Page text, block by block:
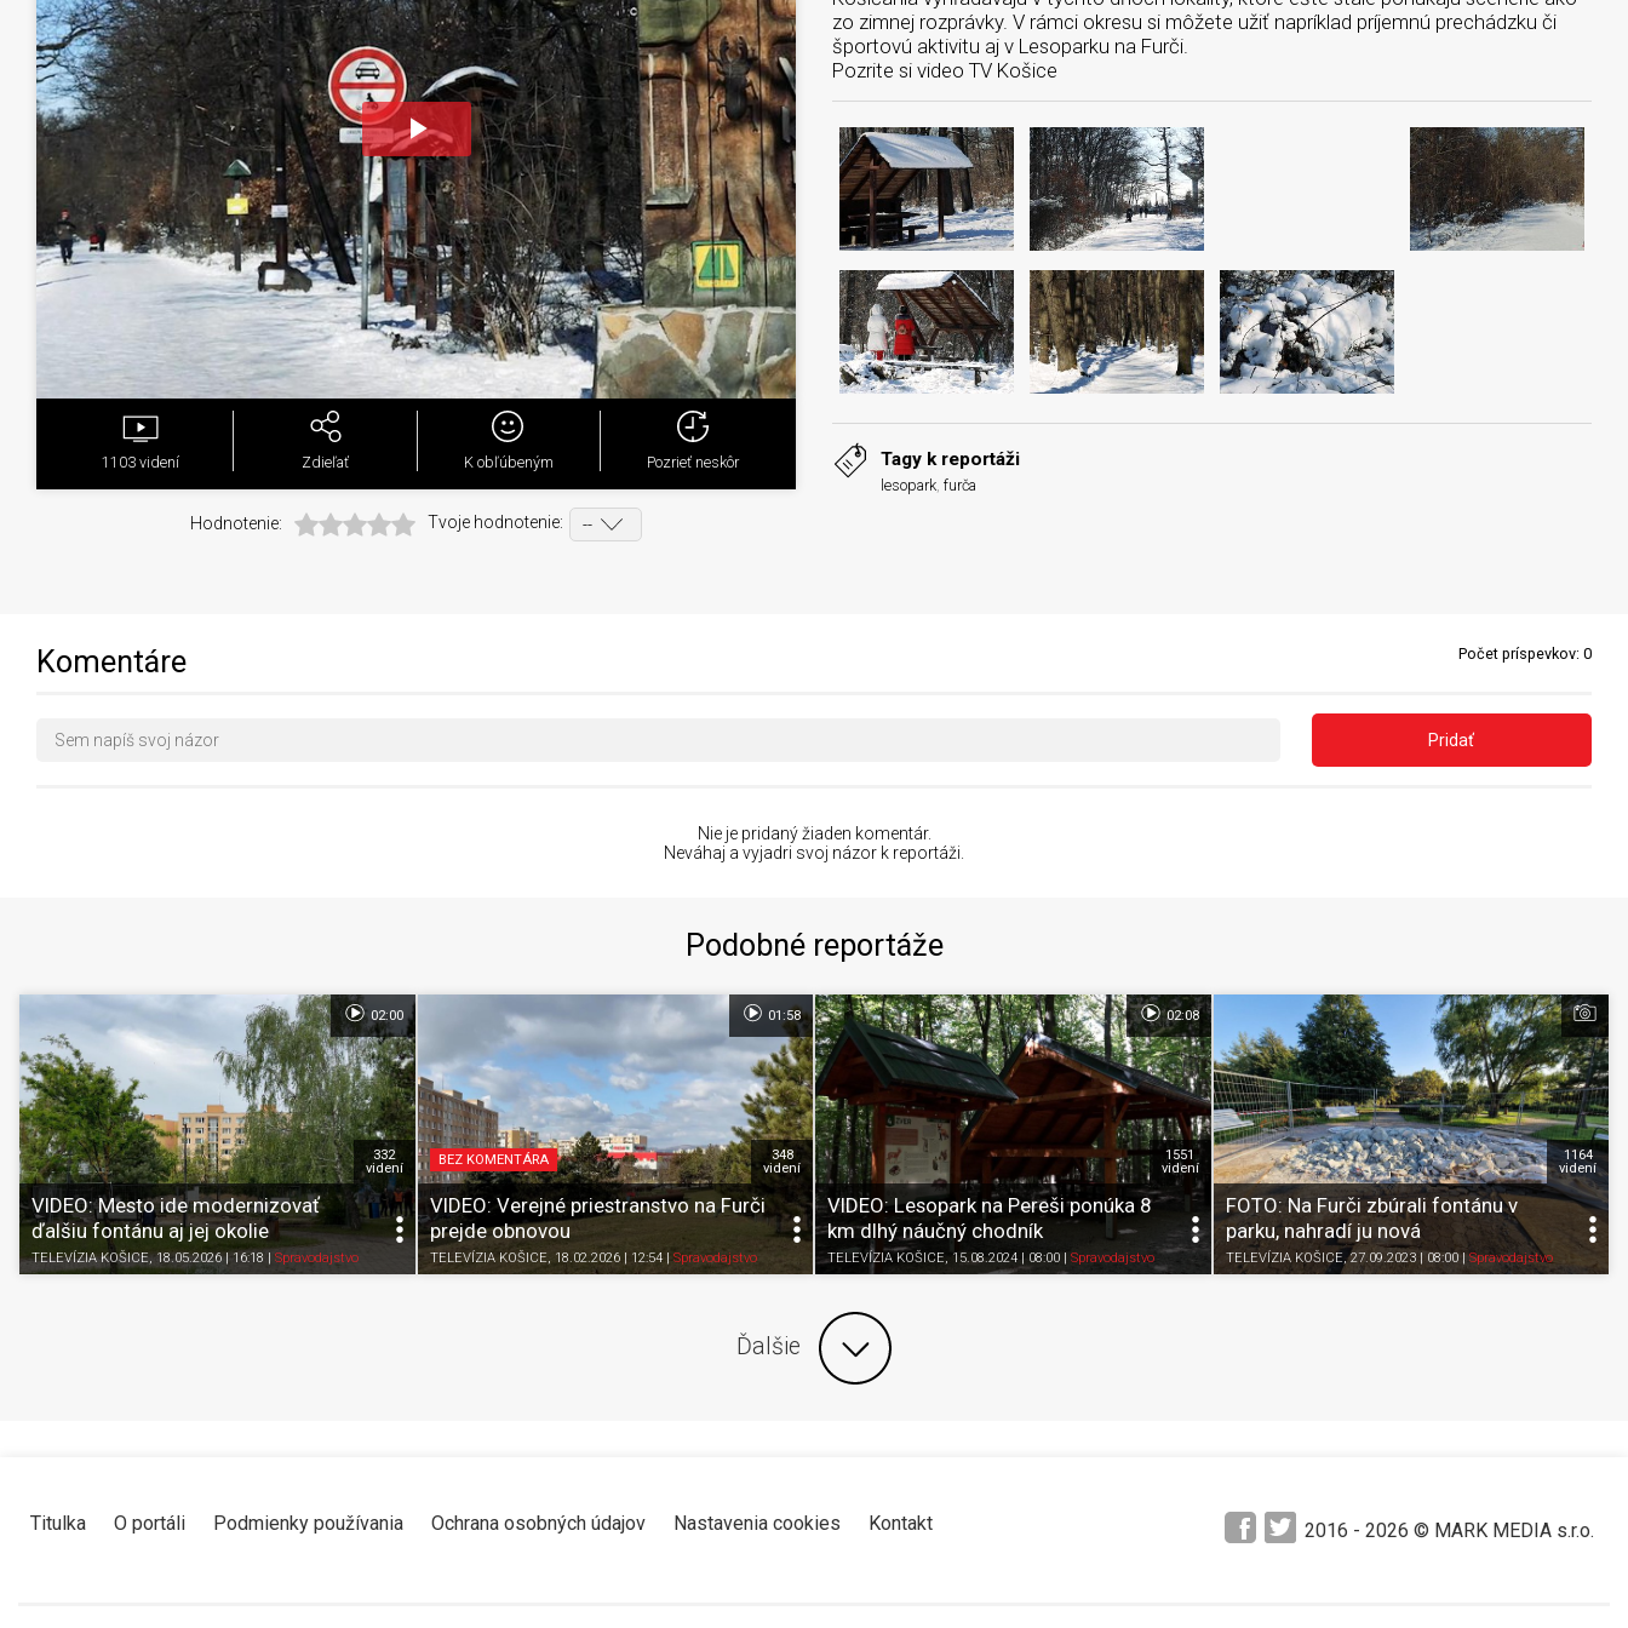
Play
Video
1103 videní Zdieľať K obľúbeným Pozrieť neskôr
Hodnotenie: Tvoje hodnotenie:
zo zimnej rozprávky. V rámci okresu si môžete užiť napríklad príjemnú prechádzku či
športovú aktivitu aj v Lesoparku na Furči.
Pozrite si video TV Košice
Tagy k reportáži
lesopark, furča
Komentáre Počet príspevkov: 0
Pridať
Nie je pridaný žiaden komentár.
Neváhaj a vyjadri svoj názor k reportáži.
Podobné reportáže
VIDEO: Mesto ide modernizovať
ďalšiu fontánu aj jej okolie
TELEVÍZIA KOŠICE, 18.05.2026 | 16:18 | Spravodajstvo Pozrieť neskôr
K obľúbeným
Zdieľať
332
videní
02:00
BEZ KOMENTÁRA
VIDEO: Verejné priestranstvo na Furči
prejde obnovou
TELEVÍZIA KOŠICE, 18.02.2026 | 12:54| Spravodajstvo Pozrieť neskôr
K obľúbeným
Zdieľať
348
videní
01:58
VIDEO: Lesopark na Pereši ponúka 8
km dlhý náučný chodník
TELEVÍZIA KOŠICE, 15.08.2024 | 08:00 | Spravodajstvo Pozrieť neskôr
K obľúbeným
Zdieľať
1551
videní
02:08
FOTO: Na Furči zbúrali fontánu v
parku, nahradí ju nová
TELEVÍZIA KOŠICE, 27.09.2023 | 08:00| Spravodajstvo
1164
videní
Ďalšie
Titulka O portáli Podmienky používania Ochrana osobných údajov Nastavenia cookies Kontakt 2016 - 2026 © MARK MEDIA s.r.o.